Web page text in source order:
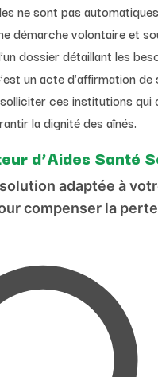
ne sont pas
démarche volontaire et
dossier détaillant les
un acte d’affirmation de
ces institutions qui
la dignité des aînés.
d’Aides Santé
adaptée à
compenser la